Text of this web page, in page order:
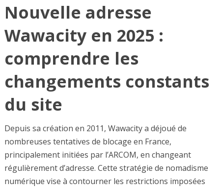
Nouvelle adresse
Wawacity en 2025 :
comprendre les
changements constants
du site
Depuis sa création en 2011, Wawacity a déjoué de
nombreuses tentatives de blocage en France,
principalement initiées par l’ARCOM, en changeant
régulièrement d’adresse. Cette stratégie de nomadisme
numérique vise à contourner les restrictions imposées